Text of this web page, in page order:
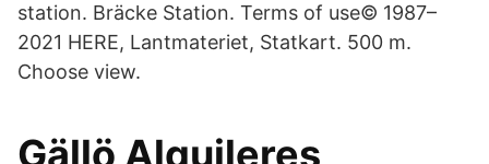
station. Bräcke Station. Terms of use© 1987–
2021 HERE, Lantmateriet, Statkart. 500 m.
Choose view.
Gällö Alquileres